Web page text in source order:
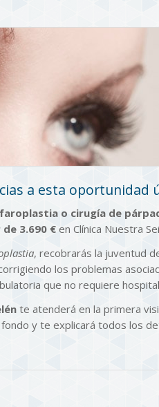
a esta oportunidad
o cirugía de
3.690 € en Clínica Nuestra
, recobrarás la juventud
los problemas
que no requiere
te atenderá en la primera
y te explicará todos los